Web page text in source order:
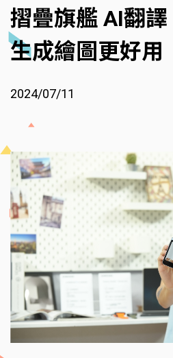
摺疊旗艦 AI翻
生成繪圖更好用
2024/07/11